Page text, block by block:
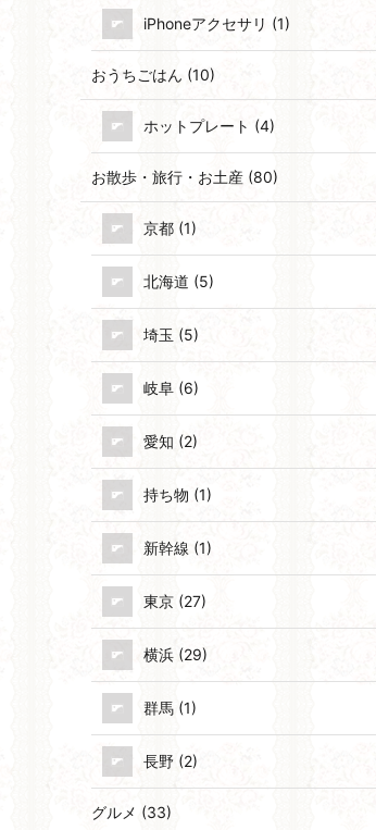
iPhoneアクセサリ (1)
おうちごはん (10)
ホットプレート (4)
お散歩・旅行・お土産 (80)
京都 (1)
北海道 (5)
埼玉 (5)
岐阜 (6)
愛知 (2)
持ち物 (1)
新幹線 (1)
東京 (27)
横浜 (29)
群馬 (1)
長野 (2)
グルメ (33)